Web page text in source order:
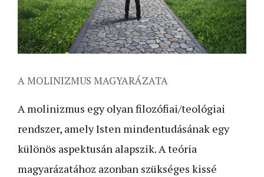
A MOLINIZMUS MAGYARÁZATA
A molinizmus egy olyan filozófiai/teológiai
rendszer, amely Isten mindentudásának egy
különös aspektusán alapszik. A teória
magyarázatához azonban szükséges kissé